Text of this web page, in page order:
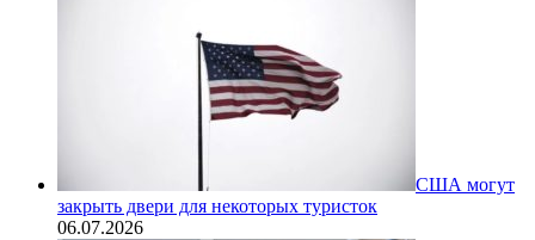
США могут
закрыть двери для некоторых туристок
06.07.2026